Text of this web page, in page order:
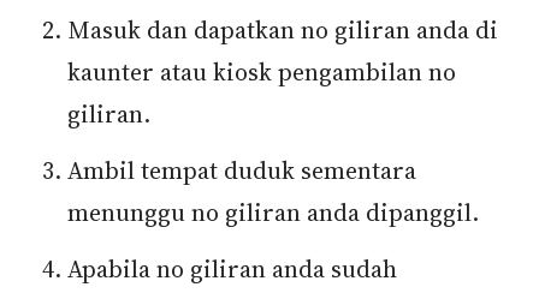
Masuk dan dapatkan no giliran anda di
kaunter atau kiosk pengambilan no
giliran.
Ambil tempat duduk sementara
menunggu no giliran anda dipanggil.
Apabila no giliran anda sudah